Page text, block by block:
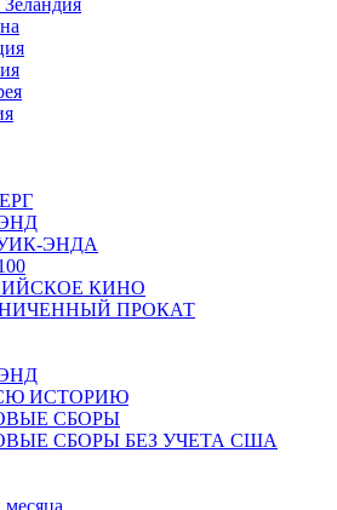
ЭНДА
КИНО
ПРОКАТ
ИСТОРИЮ
СБОРЫ
СБОРЫ БЕЗ УЧЕТА США